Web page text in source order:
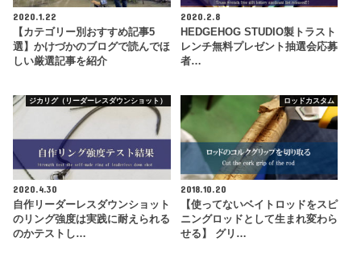
2020.1.22
【カテゴリー別おすすめ記事5
選】かけづかのブログで読んでほ
しい厳選記事を紹介
2020.2.8
HEDGEHOG STUDIO製トラスト
レンチ無料プレゼント抽選会応募
者…
ジカリグ（リーダーレスダウンショット）
2020.4.30
自作リーダーレスダウンショット
のリング強度は実践に耐えられる
のかテストし…
ロッドカスタム
2018.10.20
【使ってないベイトロッドをスピ
ニングロッドとして生まれ変わら
せる】 グリ…